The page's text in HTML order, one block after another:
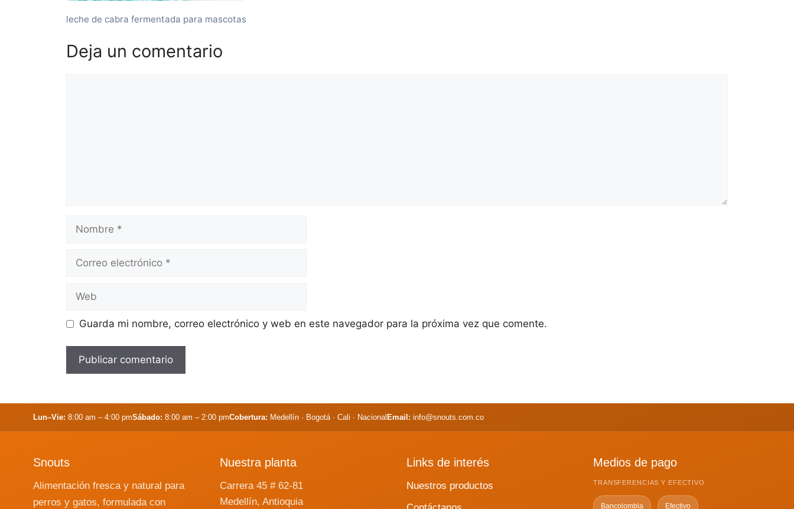
leche de cabra fermentada para mascotas
Deja un comentario
electrónico
Guarda mi nombre, correo electrónico y web en este navegador para la próxima vez que comente.
Lun–Vie: 8:00 am – 4:00 pmSábado: 8:00 am – 2:00 pmCobertura: Medellín · Bogotá · Cali · Nacional Email: info@snouts.com.co
Snouts
Alimentación fresca y natural para
perros y gatos, formulada con
Nuestra planta
Carrera 45 # 62-81
Medellín, Antioquia
Links de interés
Nuestros productos
Medios de pago
TRANSFERENCIAS Y EFECTIVO
Bancolombia Efectivo